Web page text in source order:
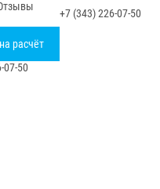
+7 (343) 226-07-50
расчёт
07-50